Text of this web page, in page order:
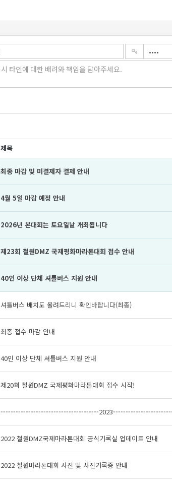
제목
최종 마감 및 미결제자 결제 안내
4월 5일 마감 예정 안내
2026년 본대회는 토요일날 개최됩니다
제23회 철원DMZ 국제평화마라톤대회 접수 안내
40인 이상 단체 셔틀버스 지원 안내
셔틀버스 배치도 올려드리니 확인바랍니다(최종)
최종 접수 마감 안내
40인 이상 단체 셔틀버스 지원 안내
제20회 철원DMZ 국제평화마라톤대회 접수 시작!
---------------------------------------
2022 철원DMZ국제마라톤대회 공식기록실 업데이트 안내
2022 철원마라톤대회 사진 및 사진기록증 안내